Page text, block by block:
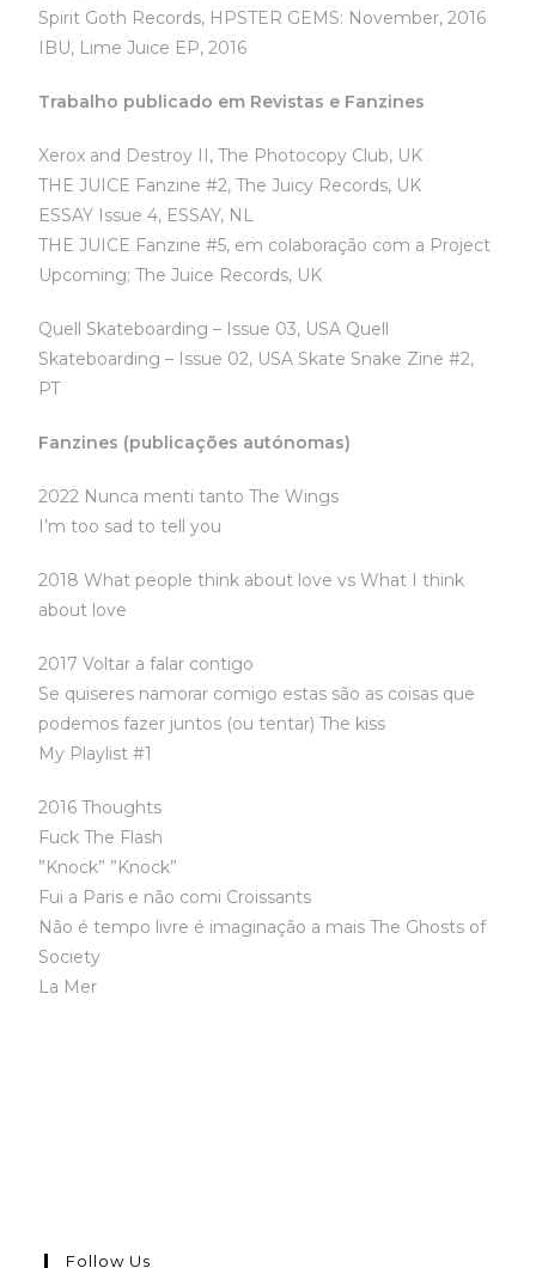
Spirit Goth Records, HPSTER GEMS: November, 2016
IBU, Lime Juice EP, 2016
Trabalho publicado em Revistas e Fanzines
Xerox and Destroy II, The Photocopy Club, UK
THE JUICE Fanzine #2, The Juicy Records, UK
ESSAY Issue 4, ESSAY, NL
THE JUICE Fanzine #5, em colaboração com a Project
Upcoming; The Juice Records, UK
Quell Skateboarding – Issue 03, USA Quell
Skateboarding – Issue 02, USA Skate Snake Zine #2,
PT
Fanzines (publicações autónomas)
2022 Nunca menti tanto The Wings
I’m too sad to tell you
2018 What people think about love vs What I think
about love
2017 Voltar a falar contigo
Se quiseres namorar comigo estas são as coisas que
podemos fazer juntos (ou tentar) The kiss
My Playlist #1
2016 Thoughts
Fuck The Flash
”Knock” ”Knock”
Fui a Paris e não comi Croissants
Não é tempo livre é imaginação a mais The Ghosts of
Society
La Mer
Follow Us